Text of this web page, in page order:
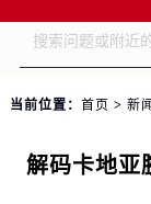
当前位置： 首页 > 新
解码卡地亚